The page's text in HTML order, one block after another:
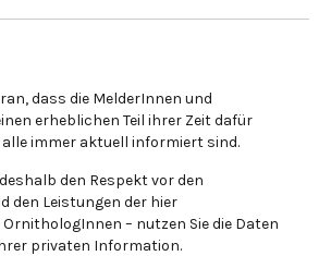
dass die MelderInnen und
erheblichen Teil ihrer Zeit dafür
immer aktuell informiert sind.
den Respekt vor den
den Leistungen der hier
– nutzen Sie die Daten
privaten Information.